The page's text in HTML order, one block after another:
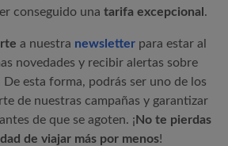
conseguido una tarifa excepcional .
a nuestra newsletterpara estar al
novedades y recibir alertas sobre
De esta forma, podrás ser uno de los
de nuestras campañas y garantizar
de que se agoten. ¡ No te pierdas
de viajar más por menos!